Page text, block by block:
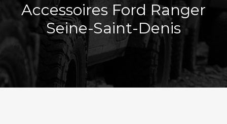
Accessoires Ford Ranger
Seine-Saint-Denis